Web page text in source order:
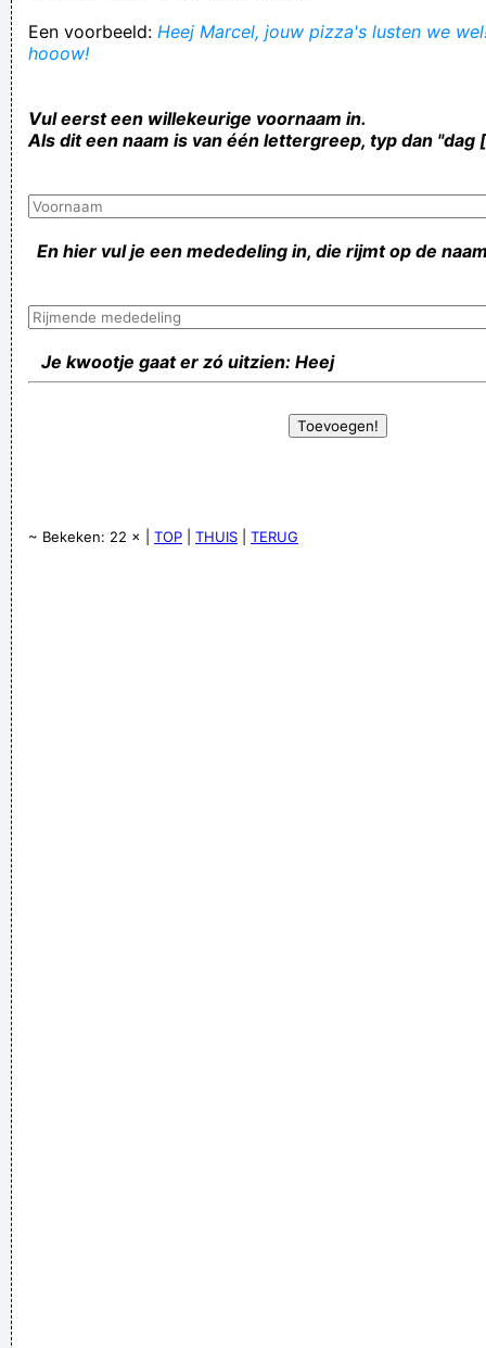
Een voorbeeld: Heej Marcel, jouw pizza's lusten we
hooow!
Vul eerst een willekeurige voornaam in.
Als dit een naam is van één lettergreep, typ dan "dag
En hier vul je een mededeling in, die rijmt op de
Je kwootje gaat er zó uitzien: Heej
~ Bekeken: 22 × | TOP THUIS TERUG